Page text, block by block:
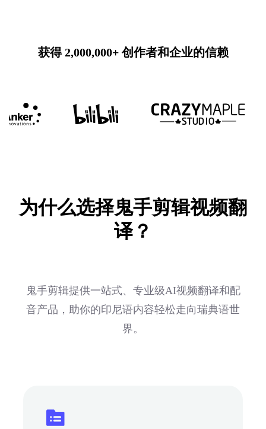
获得 2,000,000+ 创作者和企业的信赖
为什么选择鬼手剪辑视频翻
译？
鬼手剪辑提供一站式、专业级AI视频翻译和配
音产品，助你的印尼语内容轻松走向瑞典语世
界。